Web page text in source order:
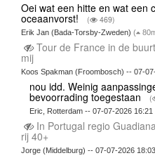
Oei wat een hitte en wat een
oceaanvorst! ( 469)
Erik Jan (Bada-Torsby-Zweden) (
Tour de France in de
mij
Koos Spakman (Froombosch) -- 07-
nou idd. Weinig
bevoorrading toegestaan (
Eric, Rotterdam -- 07-07-2026 16:21
In Portugal regio
rij 40+
Jorge (Middelburg) -- 07-07-2026 18:03